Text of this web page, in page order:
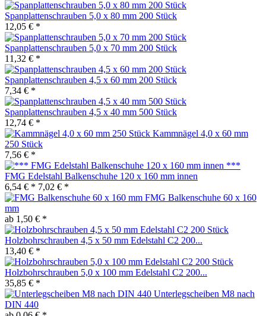
Spanplattenschrauben 5,0 x 80 mm 200 Stück
12,05 € *
Spanplattenschrauben 5,0 x 70 mm 200 Stück
11,32 € *
Spanplattenschrauben 4,5 x 60 mm 200 Stück
7,34 € *
Spanplattenschrauben 4,5 x 40 mm 500 Stück
12,74 € *
Kammnägel 4,0 x 60 mm
250 Stück
7,56 € *
***
FMG Edelstahl Balkenschuhe 120 x 160 mm innen
6,54 € * 7,02 € *
FMG Balkenschuhe 60 x 160
mm
ab 1,50 € *
Holzbohrschrauben 4,5 x 50 mm Edelstahl C2 200...
13,40 € *
Holzbohrschrauben 5,0 x 100 mm Edelstahl C2 200...
35,85 € *
Unterlegscheiben M8 nach
DIN 440